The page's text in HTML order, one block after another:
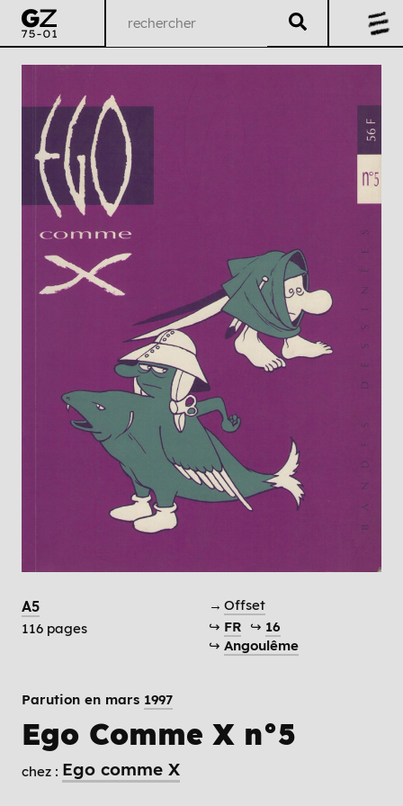
A5
116 pages
→ Offset
↪ FR ↪ 16
↪ Angoulême
Parution en mars 1997
Ego Comme X n°5
chez : Ego comme X